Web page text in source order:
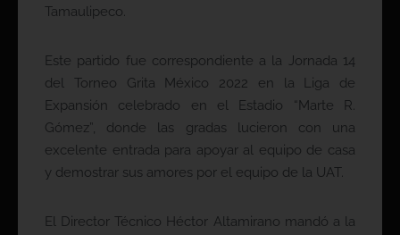
Tamaulipeco.
Este partido fue correspondiente a la Jornada 14
del Torneo Grita México 2022 en la Liga de
Expansión celebrado en el Estadio “Marte R.
Gómez”, donde las gradas lucieron con una
excelente entrada para apoyar al equipo de casa
y demostrar sus amores por el equipo de la UAT.
El Director Técnico Héctor Altamirano mandó a la